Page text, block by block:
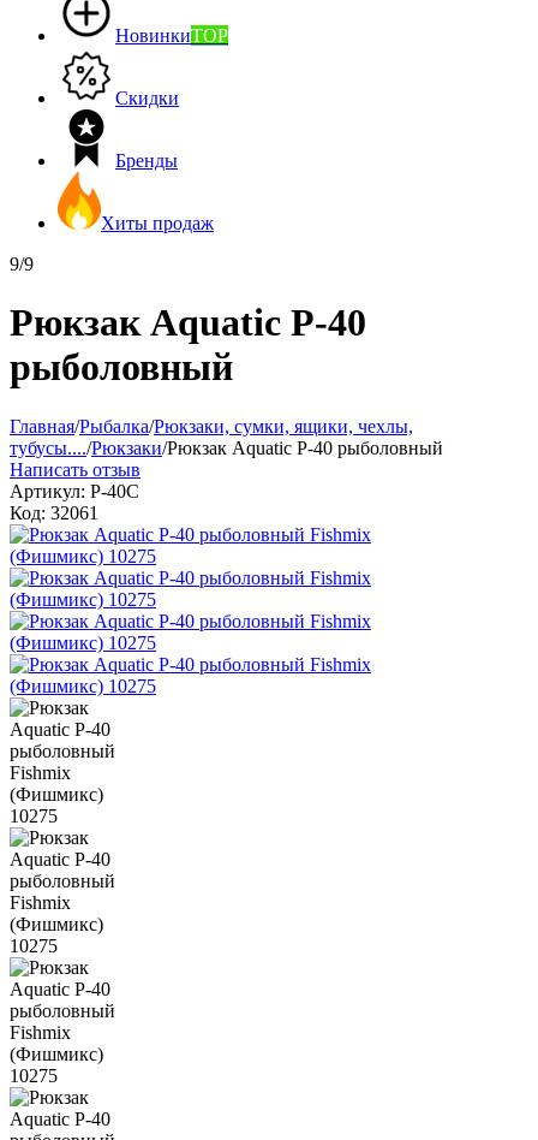
НовинкиTOP
Скидки
Бренды
Хиты продаж
9/9
Рюкзак Aquatic Р-40
рыболовный
Главная/Рыбалка/Рюкзаки, сумки, ящики, чехлы,
тубусы..../Рюкзаки/Рюкзак Aquatic Р-40 рыболовный
Написать отзыв
Артикул: Р-40С
Код: 32061